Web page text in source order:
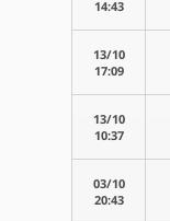
14:43
13/10
17:09
13/10
10:37
03/10
20:43